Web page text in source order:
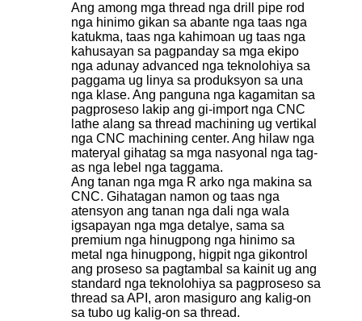
Ang among mga thread nga drill pipe rod
nga hinimo gikan sa abante nga taas nga
katukma, taas nga kahimoan ug taas nga
kahusayan sa pagpanday sa mga ekipo
nga adunay advanced nga teknolohiya sa
paggama ug linya sa produksyon sa una
nga klase. Ang panguna nga kagamitan sa
pagproseso lakip ang gi-import nga CNC
lathe alang sa thread machining ug vertikal
nga CNC machining center. Ang hilaw nga
materyal gihatag sa mga nasyonal nga tag-
as nga lebel nga taggama.
Ang tanan nga mga R arko nga makina sa
CNC. Gihatagan namon og taas nga
atensyon ang tanan nga dali nga wala
igsapayan nga mga detalye, sama sa
premium nga hinugpong nga hinimo sa
metal nga hinugpong, higpit nga gikontrol
ang proseso sa pagtambal sa kainit ug ang
standard nga teknolohiya sa pagproseso sa
thread sa API, aron masiguro ang kalig-on
sa tubo ug kalig-on sa thread.